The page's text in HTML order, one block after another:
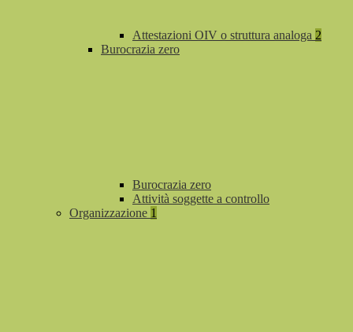
Attestazioni OIV o struttura analoga 2
Burocrazia zero
Burocrazia zero
Attività soggette a controllo
Organizzazione 1